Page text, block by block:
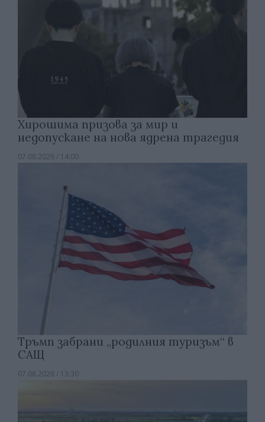
Хирошима призова за мир и
недопускане на нова ядрена трагедия
07.08.2026 / 14:00
Тръмп забрани „родилния туризъм“ в
САЩ
07.08.2026 / 13:30